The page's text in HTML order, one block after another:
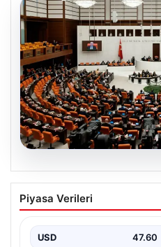
Şehit Aileleri ve
Haklarda Yeni Dönem
Komisyonu’nda önemli bir
Piyasa Verileri
USD 47.60